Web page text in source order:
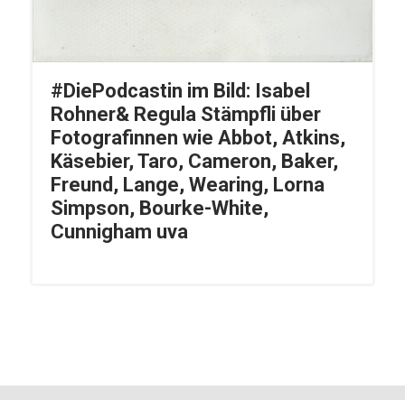
#DiePodcastin im Bild: Isabel
Rohner& Regula Stämpfli über
Fotografinnen wie Abbot, Atkins,
Käsebier, Taro, Cameron, Baker,
Freund, Lange, Wearing, Lorna
Simpson, Bourke-White,
Cunnigham uva